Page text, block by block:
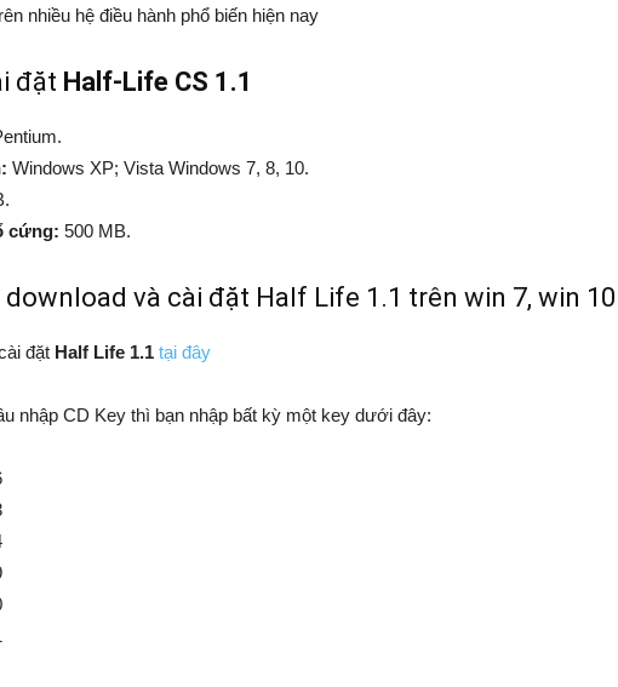
nhiều hệ điều hành phổ biến hiện nay
đặt Half-Life CS 1.1
Windows XP; Vista Windows 7, 8, 10.
cứng: 500 MB.
và cài đặt Half Life 1.1 trên win 7, win 10
đặt Half Life 1.1 tại đây
nhập CD Key thì bạn nhập bất kỳ một key dưới đây: